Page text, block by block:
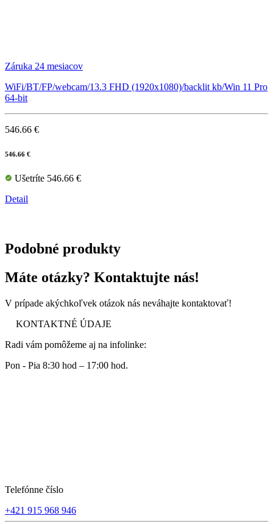
Záruka 24 mesiacov
WiFi/BT/FP/webcam/13.3 FHD (1920x1080)/backlit kb/Win 11 Pro
64-bit
546.66 €
546.66 €
Ušetríte 546.66 €
Detail
Podobné produkty
Máte otázky? Kontaktujte nás!
V prípade akýchkoľvek otázok nás neváhajte kontaktovať!
KONTAKTNÉ ÚDAJE
Radi vám pomôžeme aj na infolinke:
Pon - Pia 8:30 hod – 17:00 hod.
Telefónne číslo
+421 915 968 946